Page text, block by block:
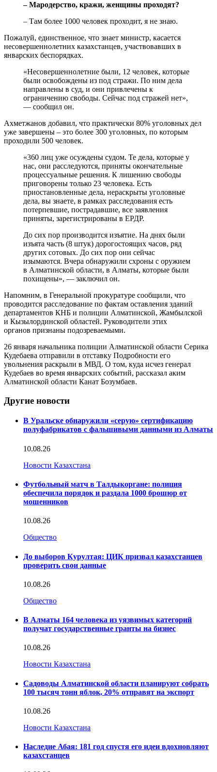
– Мародерство, кражи, женщины проходят?
– Там более 1000 человек проходит, я не знаю.
Пожалуй, единственное, что знает министр, касается
несовершеннолетних казахстанцев, участвовавших в
январских беспорядках.
«Несовершеннолетние были, 12 человек, которые
были освобождены из под стражи. По ним дела
направлены в суд, и они привлечены к
ограничению свободы. Сейчас под стражей нет»,
— сообщил он.
Ахметжанов добавил, что практически 80% уголовных дел
уже завершены – это более 300 уголовных, по которым
проходили 500 человек.
«360 лиц уже осуждены судом. Те дела, которые у
нас, они расследуются, приняты окончательные
процессуальные решения. К лишению свободы
приговорены только 23 человека. Есть
приостановленные дела, нераскрыты уголовные
дела, вы знаете, в рамках расследования есть
потерпевшие, пострадавшие, все заявления
приняты, зарегистрированы в ЕРДР.
До сих пор производится изъятие. На днях были
изъята часть (8 штук) дорогостоящих часов, ряд
других сотовых. До сих пор они сейчас
изымаются. Вчера обнаружили схроны с оружием
в Алматинской области, в Алматы, которые были
похищены», — заключил он.
Напомним, в Генеральной прокуратуре сообщили, что
проводится расследование по фактам оставления зданий
департаментов КНБ и полиции Алматинской, Жамбылской
и Кызылординской областей. Руководители этих
органов признаны подозреваемыми.
26 января начальника полиции Алматинской области Серика
Кудебаева отправили в отставку Подробности его
увольнения раскрыли в МВД. О том, куда исчез генерал
Кудебаев во время январских событий, рассказал аким
Алматинской области Канат Бозумбаев.
Другие новости
В Уральске обнаружили «серую» сертификацию
полуфабрикатов с фальшивыми данными из Алматы
10.08.26
Новости Казахстана
Футбольный матч в Талдыкоргане: полиция
обеспечила порядок и раздала 1000 брошюр от
мошенников
10.08.26
Общество
До выборов Курултая: ЦИК призвал казахстанцев
проверить свои данные
10.08.26
Общество
В Алматы 164 человека из уязвимых категорий
получат государственные гранты на бизнес
10.08.26
Новости Казахстана
Садоводы Алматинской области планируют собрать
100 тысяч тонн яблок, 20% отправят на экспорт
10.08.26
Новости Казахстана
Наследие Абая: 181 год спустя его идеи вдохновляют
казахстанцев